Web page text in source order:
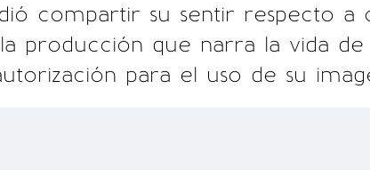
compartir su sentir respecto
producción que narra la vida
para el uso de su